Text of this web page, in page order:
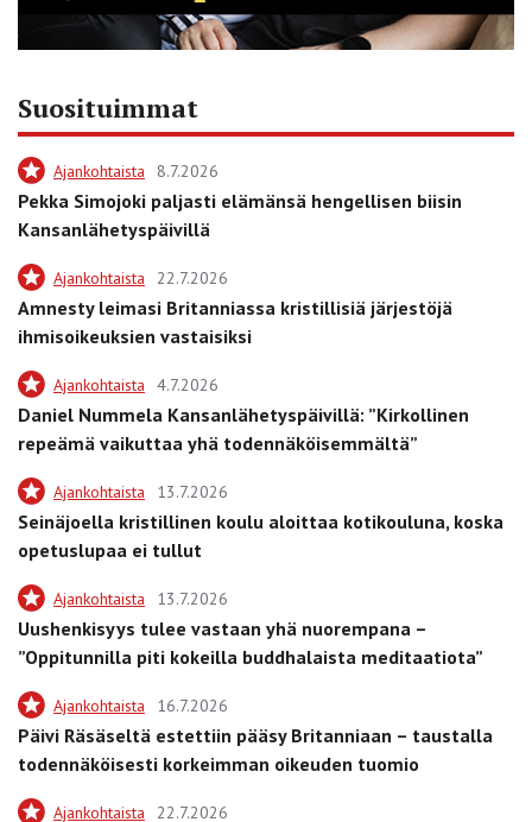
Suosituimmat
Ajankohtaista 8.7.2026
Pekka Simojoki paljasti elämänsä hengellisen biisin
Kansanlähetyspäivillä
Ajankohtaista 22.7.2026
Amnesty leimasi Britanniassa kristillisiä järjestöjä
ihmisoikeuksien vastaisiksi
Ajankohtaista 4.7.2026
Daniel Nummela Kansanlähetyspäivillä: ”Kirkollinen
repeämä vaikuttaa yhä todennäköisemmältä”
Ajankohtaista 13.7.2026
Seinäjoella kristillinen koulu aloittaa kotikouluna, koska
opetuslupaa ei tullut
Ajankohtaista 13.7.2026
Uushenkisyys tulee vastaan yhä nuorempana –
”Oppitunnilla piti kokeilla buddhalaista meditaatiota”
Ajankohtaista 16.7.2026
Päivi Räsäseltä estettiin pääsy Britanniaan – taustalla
todennäköisesti korkeimman oikeuden tuomio
Ajankohtaista 22.7.2026